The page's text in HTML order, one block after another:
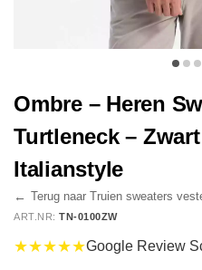
Ombre – Heren
Turtleneck –
Italianstyle
← Terug naar Truien sweaters
ART.NR: TN-0100ZW
★★★★★Google Review